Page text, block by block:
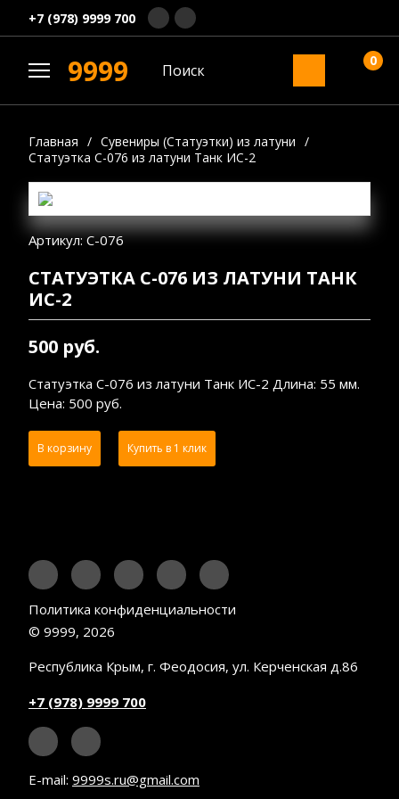
+7 (978) 9999 700
9999 0
Главная / Сувениры (Статуэтки) из латуни /
Статуэтка С-076 из латуни Танк ИС-2
Артикул: С-076
СТАТУЭТКА С-076 ИЗ ЛАТУНИ ТАНК
ИС-2
500 руб.
Статуэтка С-076 из латуни Танк ИС-2 Длина: 55 мм.
Цена: 500 руб.
В корзину Купить в 1 клик
Политика конфиденциальности
© 9999, 2026
Республика Крым, г. Феодосия, ул. Керченская д.86
+7 (978) 9999 700
E-mail: 9999s.ru@gmail.com